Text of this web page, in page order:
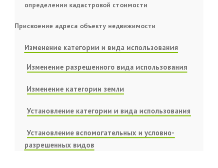
определении кадастровой стоимости
Присвоение адреса объекту недвижимости
Изменение категории и вида использования
Изменение разрешенного вида использования
Изменение категории земли
Установление категории и вида использования
Установление вспомогательных и условно-
разрешенных видов